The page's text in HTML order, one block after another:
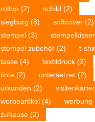
rollup (2) schild (2)
siegburg (8) softcover (2)
stempel (3)
stempel zubehör (2) t-
tasse (4) textildruck (3)
tinte (2) untersetzer (2)
urkunden (2)
werbeartikel (4) werbung
zuhause (2)